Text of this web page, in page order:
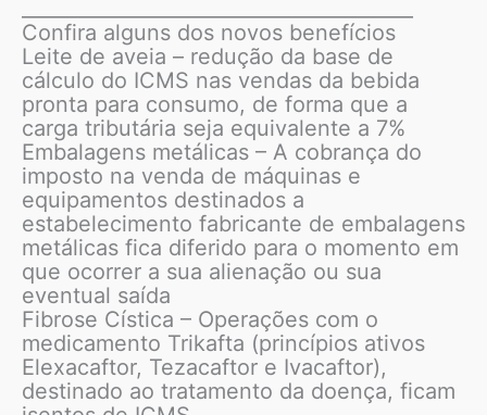
Confira alguns dos novos benefícios
Leite de aveia – redução da base de
cálculo do ICMS nas vendas da bebida
pronta para consumo, de forma que a
carga tributária seja equivalente a 7%
Embalagens metálicas – A cobrança do
imposto na venda de máquinas e
equipamentos destinados a
estabelecimento fabricante de embalagens
metálicas fica diferido para o momento em
que ocorrer a sua alienação ou sua
eventual saída
Fibrose Cística – Operações com o
medicamento Trikafta (princípios ativos
Elexacaftor, Tezacaftor e Ivacaftor),
destinado ao tratamento da doença, ficam